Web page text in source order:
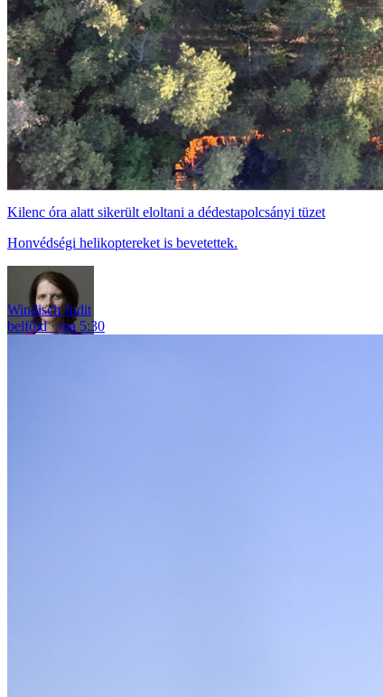
Kilenc óra alatt sikerült eloltani a dédestapolcsányi tüzet
Honvédségi helikoptereket is bevetettek.
Windisch Judit
belföld
ma 5:30